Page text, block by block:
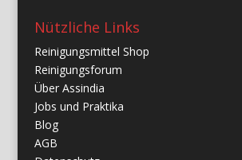
Nützliche Links
Reinigungsmittel Shop
Reinigungsforum
Über Assindia
Jobs und Praktika
Blog
AGB